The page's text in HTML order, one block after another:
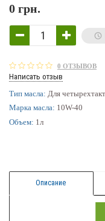
0 грн.
0 ОТЗЫВОВ
Написать отзыв
Тип масла: Для
Марка масла: 10W-40
Объем: 1л
Описание